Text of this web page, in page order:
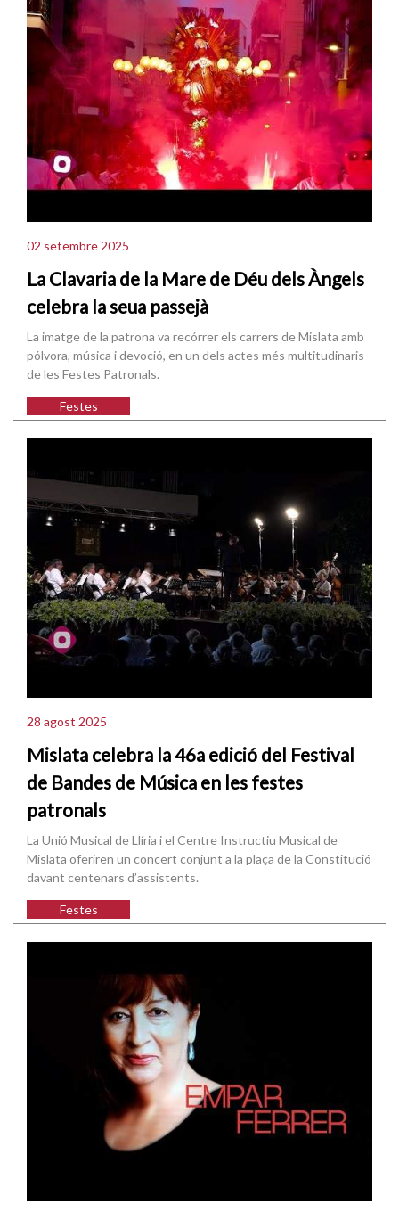
02 setembre 2025
La Clavaria de la Mare de Déu dels Àngels
celebra la seua passejà
La imatge de la patrona va recórrer els carrers de Mislata amb
pólvora, música i devoció, en un dels actes més multitudinaris
de les Festes Patronals.
Festes
28 agost 2025
Mislata celebra la 46a edició del Festival
de Bandes de Música en les festes
patronals
La Unió Musical de Llíria i el Centre Instructiu Musical de
Mislata oferiren un concert conjunt a la plaça de la Constitució
davant centenars d’assistents.
Festes